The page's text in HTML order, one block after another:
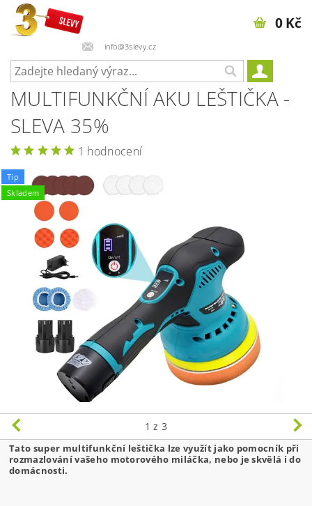
info@3slevy.cz
0 Kč
MULTIFUNKČNÍ AKU LEŠTIČKA -
SLEVA 35%
1 hodnocení
Tip
Skladem
1 z 3
Tato super multifunkční leštička lze využít jako pomocník při
rozmazlování vašeho motorového miláčka, nebo je skvělá i do
domácnosti.